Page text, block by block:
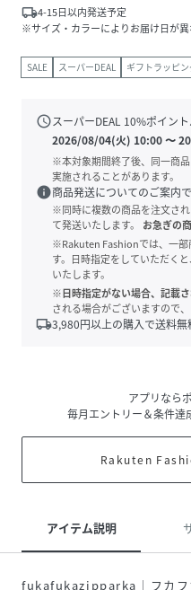
local_shipping4-15日以内発送予定
※サイズ・カラーによりお届け日が異
SALE スーパーDEAL ギフトラッピ
scheduleスーパーDEAL 10%ポイン
2026/08/04(火) 10:00〜
※本対象期間終了後、同一商
実施されることがあります。
info商品発送についてのご案内で
※同時に複数の商品を注文さ
て発送いたします。
お急ぎの
※Rakuten Fashionでは、一部
す。日時指定をしていただく
いたします。
※日時指定がない場合、記載
される場合がございますので
local_shipping3,980円以上の購入で送料無
アプリなら
毎月エントリー＆条件達
Rakuten
アイテム説明
fukafukazipparka｜フカフ